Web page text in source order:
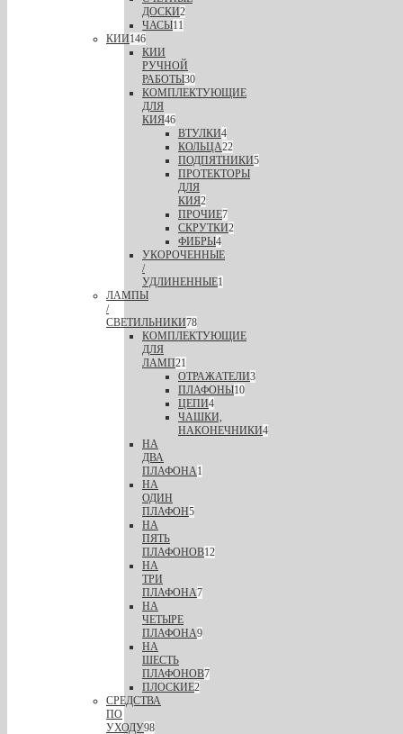
ДОСКИ2
ЧАСЫ11
КИИ146
КИИ
РУЧНОЙ
РАБОТЫ30
КОМПЛЕКТУЮЩИЕ
ДЛЯ
КИЯ46
ВТУЛКИ4
КОЛЬЦА22
ПОДПЯТНИКИ5
ПРОТЕКТОРЫ
ДЛЯ
КИЯ2
ПРОЧИЕ7
СКРУТКИ2
ФИБРЫ4
УКОРОЧЕННЫЕ
/
УДЛИНЕННЫЕ1
ЛАМПЫ
/
СВЕТИЛЬНИКИ78
КОМПЛЕКТУЮЩИЕ
ДЛЯ
ЛАМП21
ОТРАЖАТЕЛИ3
ПЛАФОНЫ10
ЦЕПИ4
ЧАШКИ,
НАКОНЕЧНИКИ4
НА
ДВА
ПЛАФОНА1
НА
ОДИН
ПЛАФОН5
НА
ПЯТЬ
ПЛАФОНОВ12
НА
ТРИ
ПЛАФОНА7
НА
ЧЕТЫРЕ
ПЛАФОНА9
НА
ШЕСТЬ
ПЛАФОНОВ7
ПЛОСКИЕ2
СРЕДСТВА
ПО
УХОДУ98